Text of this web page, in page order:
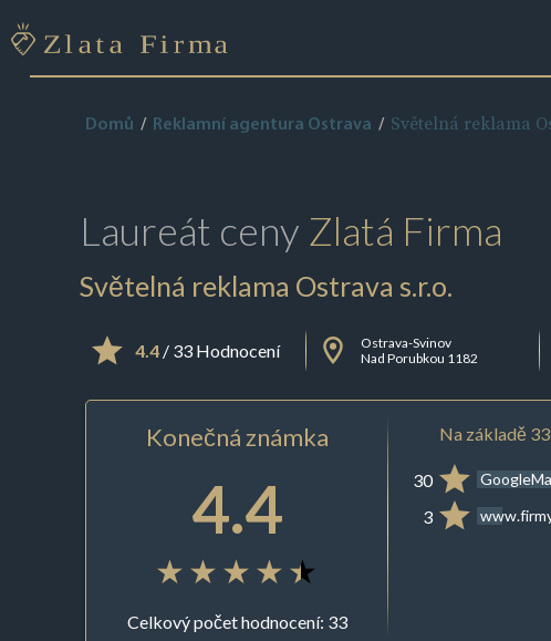
Domů Reklamní agentura Ostrava Světelná reklama
Laureát ceny Zlatá Firma
Světelná reklama Ostrava s.r.o.
4.4/ 33 Hodnocení
Ostrava-Svinov
Nad Porubkou 1182
Konečná známka
4.4
Celkový počet hodnocení: 33
Na základě
30
3